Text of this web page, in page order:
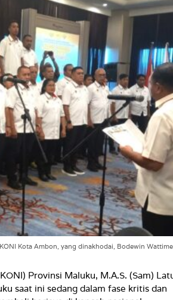
Kota Ambon, yang dinakhodai, Bodewin
Provinsi Maluku, M.A.S. (Sam)
saat ini sedang dalam fase kritis dan